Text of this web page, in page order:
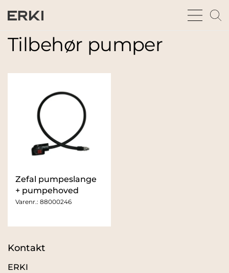
bars
Tilbehør pumper
Zefal pumpeslange
+ pumpehoved
Varenr.: 88000246
Kontakt
ERKI